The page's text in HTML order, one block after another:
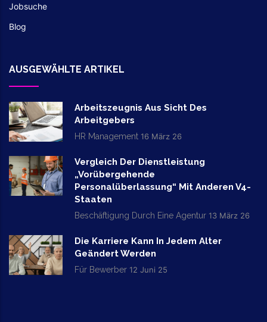
Jobsuche
Blog
AUSGEWÄHLTE ARTIKEL
Arbeitszeugnis Aus Sicht Des
Arbeitgebers
HR Management 16 März 26
Vergleich Der Dienstleistung
„vorübergehende
Personalüberlassung“ Mit Anderen V4-
Staaten
Beschäftigung Durch Eine Agentur 13 März 26
Die Karriere Kann In Jedem Alter
Geändert Werden
Für Bewerber 12 Juni 25